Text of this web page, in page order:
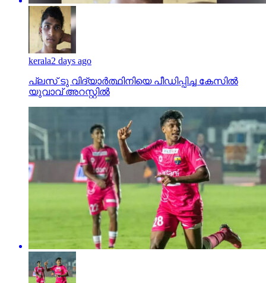
kerala2 days ago
പ്ലസ് ടു വിദ്യാര്‍ത്ഥിനിയെ പീഡിപ്പിച്ച കേസില്‍
യുവാവ് അറസ്റ്റില്‍